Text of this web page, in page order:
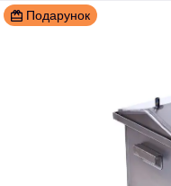
Подарунок